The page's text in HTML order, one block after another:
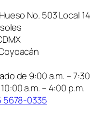
No. 503 Local
de 9:00 a.m. –
a.m. – 4:00 p.m.
5678-0335